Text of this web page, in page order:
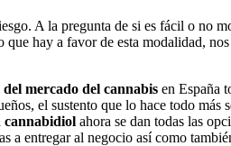
A la pregunta de si es fácil o no
hay a favor de esta modalidad,
mercado del cannabis en España
el sustento que lo hace todo
cannabidiol ahora se dan todas las
a entregar al negocio así como